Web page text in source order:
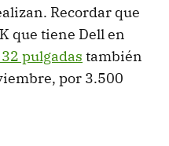
Recordar que
que tiene Dell en
pulgadas también
por 3.500